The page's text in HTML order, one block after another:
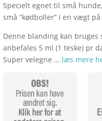
Specielt egnet til små
små “kødboller” i en vægt
Denne blanding kan
anbefales 5 ml (1 teske) pr
Super velegne … læs mere